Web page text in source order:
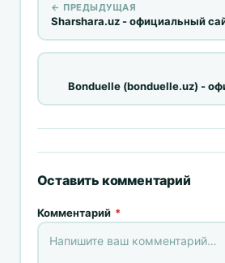
← ПРЕДЫДУЩАЯ
Sharshara.uz - официальный
Bonduelle (bonduelle.uz) -
Оставить комментарий
Комментарий *